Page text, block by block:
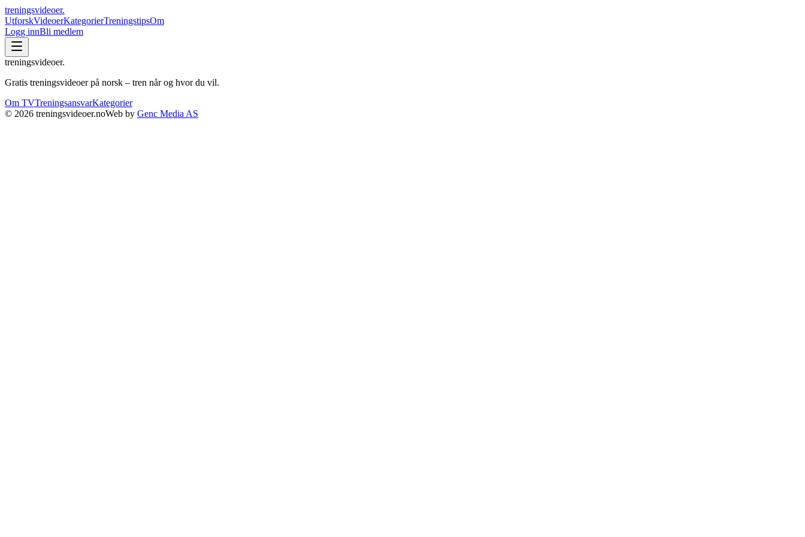
treningsvideoer.
UtforskVideoerKategorierTreningstipsOm
Logg innBli medlem
treningsvideoer.
Gratis treningsvideoer på norsk – tren når og hvor du vil.
Om TVTreningsansvarKategorier
© 2026 treningsvideoer.noWeb by Genc Media AS